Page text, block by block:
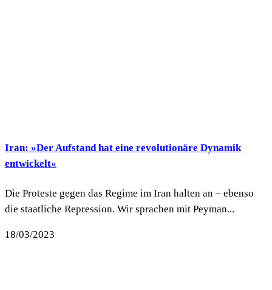
Iran: »Der Aufstand hat eine revolutionäre Dynamik
entwickelt«
Die Proteste gegen das Regime im Iran halten an – ebenso
die staatliche Repression. Wir sprachen mit Peyman...
18/03/2023